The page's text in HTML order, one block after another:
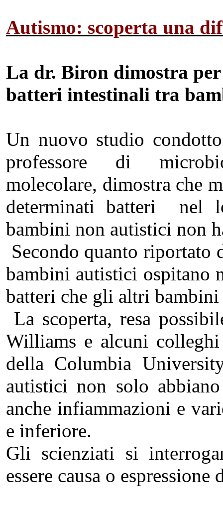
Autismo: scoperta una
La dr. Biron dimostra
batteri intestinali tra
Un nuovo studio
professore di
molecolare, dimostra che
determinati batteri nel
bambini non autistici non
Secondo quanto
bambini autistici ospitano
batteri che gli altri bambini
La scoperta, resa
Williams e alcuni
della Columbia
autistici non solo
anche infiammazioni e
e inferiore.
Gli scienziati si
essere causa o